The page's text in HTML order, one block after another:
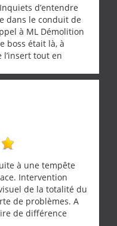
d’entendre
dans le conduit de
à ML Démolition
boss était là, à
tout en
occupé de
ses esprits et
procédé au
et une
également de
sujets. Un
en rencontrer.
à une tempête
Intervention
de la totalité du
de problèmes. A
de différence